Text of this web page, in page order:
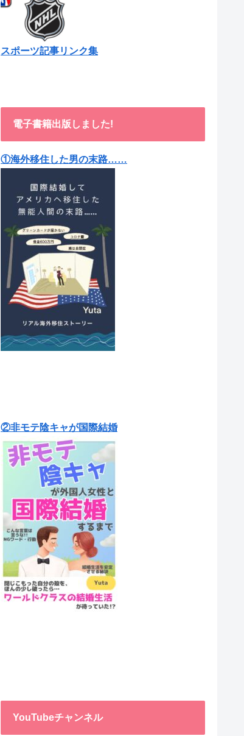
スポーツ記事リンク集
電子書籍出版しました!
①海外移住した男の末路……
②非モテ陰キャが国際結婚
YouTubeチャンネル